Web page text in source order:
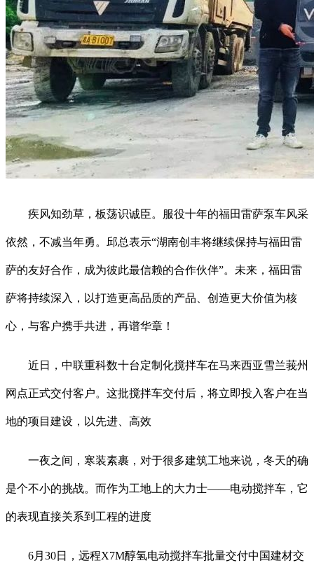
疾风知劲草，板荡识诚臣。服役十年的福田雷萨泵车风采
依然，不减当年勇。邱总表示“湖南创丰将继续保持与福田雷
萨的友好合作，成为彼此最信赖的合作伙伴”。未来，福田雷
萨将持续深入，以打造更高品质的产品、创造更大价值为核
心，与客户携手共进，再谱华章！
近日，中联重科数十台定制化搅拌车在马来西亚雪兰莪州
网点正式交付客户。这批搅拌车交付后，将立即投入客户在当
地的项目建设，以先进、高效
一夜之间，寒装素裹，对于很多建筑工地来说，冬天的确
是个不小的挑战。而作为工地上的大力士——电动搅拌车，它
的表现直接关系到工程的进度
6月30日，远程X7M醇氢电动搅拌车批量交付中国建材交